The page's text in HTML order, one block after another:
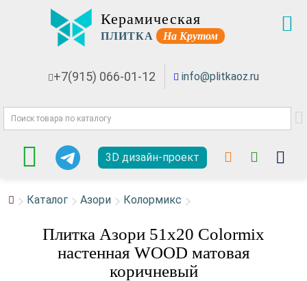
Керамическая
ПЛИТКА На Крутом
+7(915) 066-01-12 info@plitkaoz.ru
3D дизайн-проект
Каталог Азори Колормикс
Плитка Азори 51x20 Colormix
настенная WOOD матовая
коричневый